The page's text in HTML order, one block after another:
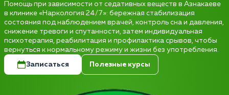
Помощь при зависимости от седативных веществ в Азнакаеве
в клинике «Наркология 24/7»: бережная стабилизация
состояния под наблюдением врачей, контроль сна и давления,
снижение тревоги и спутанности, затем индивидуальная
психотерапия, реабилитация и профилактика срывов, чтобы
вернуться к нормальному режиму и жизни без употребления.
Записаться Полезные курсы